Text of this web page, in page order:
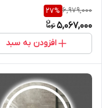
روشویی سرویس بهداشتی و
بالای کنسول سری sm
6,979,000
27%
5,067,000
افزودن به سبد